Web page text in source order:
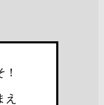
え